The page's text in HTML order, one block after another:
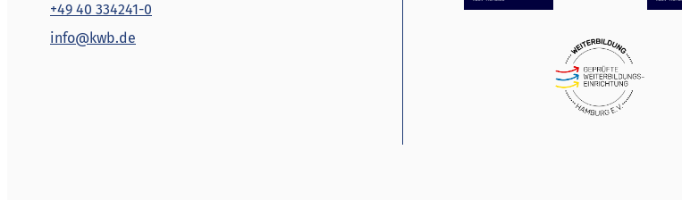
+49 40 334241-0
info@kwb.de